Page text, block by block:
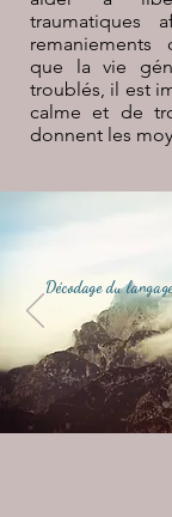
traumatiques
remaniements
que la vie
troublés, il est
calme et de
donnent les
Décodage du langage